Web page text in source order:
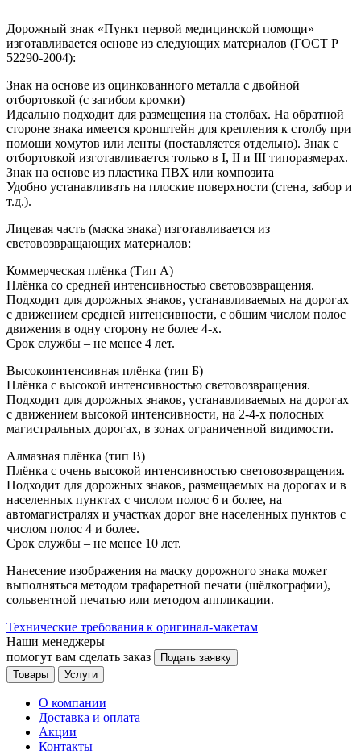
Дорожный знак «Пункт первой медицинской помощи»
изготавливается основе из следующих материалов (ГОСТ Р
52290-2004):
Знак на основе из оцинкованного металла с двойной
отбортовкой (с загибом кромки)
Идеально подходит для размещения на столбах. На обратной
стороне знака имеется кронштейн для крепления к столбу при
помощи хомутов или ленты (поставляется отдельно). Знак с
отбортовкой изготавливается только в I, II и III типоразмерах.
Знак на основе из пластика ПВХ или композита
Удобно устанавливать на плоские поверхности (стена, забор и
т.д.).
Лицевая часть (маска знака) изготавливается из
световозвращающих материалов:
Коммерческая плёнка (Тип А)
Плёнка со средней интенсивностью световозвращения.
Подходит для дорожных знаков, устанавливаемых на дорогах
с движением средней интенсивности, с общим числом полос
движения в одну сторону не более 4-х.
Срок службы – не менее 4 лет.
Высокоинтенсивная плёнка (тип Б)
Плёнка с высокой интенсивностью световозвращения.
Подходит для дорожных знаков, устанавливаемых на дорогах
с движением высокой интенсивности, на 2-4-х полосных
магистральных дорогах, в зонах ограниченной видимости.
Алмазная плёнка (тип В)
Плёнка с очень высокой интенсивностью световозвращения.
Подходит для дорожных знаков, размещаемых на дорогах и в
населенных пунктах с числом полос 6 и более, на
автомагистралях и участках дорог вне населенных пунктов с
числом полос 4 и более.
Срок службы – не менее 10 лет.
Нанесение изображения на маску дорожного знака может
выполняться методом трафаретной печати (шёлкографии),
сольвентной печатью или методом аппликации.
Технические требования к оригинал-макетам
Наши менеджеры
помогут вам сделать заказ
Подать заявку
Товары
Услуги
О компании
Доставка и оплата
Акции
Контакты